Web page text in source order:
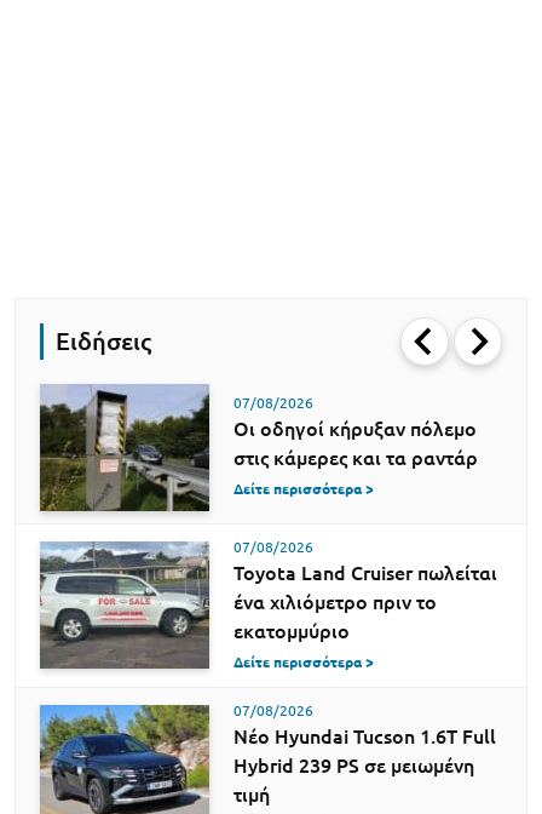
Ειδήσεις
07/08/2026
Οι οδηγοί κήρυξαν πόλεμο
στις κάμερες και τα ραντάρ
Δείτε περισσότερα >
07/08/2026
Toyota Land Cruiser πωλείται
ένα χιλιόμετρο πριν το
εκατομμύριο
Δείτε περισσότερα >
07/08/2026
Νέο Hyundai Tucson 1.6T Full
Hybrid 239 PS σε μειωμένη
τιμή